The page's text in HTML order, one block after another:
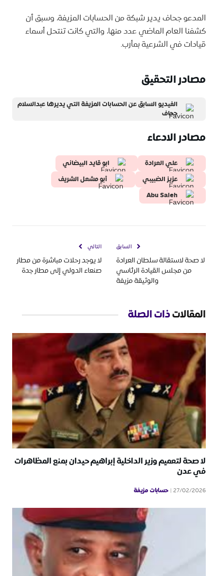
المدعو جحاف يدير شبكة من الحسابات المزيفة، وسبق أن
كشفنا العام الماضي عدد منها، والتي كانت تنتحل أسماء
قيادات في الشرعية بمأرب.
مصادر التحقيق
الفيديو السابق عن الحسابات المزيفة التي يديرها عبدالسلام
جحاف
مصادر الادعاء
علي العرادة
ابو قايد البيضاني
عزيز الضبيبي
أبو مشعل الشريف
Abu Saleh
السابق
لا صحة لاستقالة سلطان العرادة
من مجلس القيادة الرئاسي
والوثيقة مزيفة
التالي
لا يوجد رحلات مباشرة من مطار
صنعاء الدولي إلى مطار جدة
المقالاتذات الصلة
لا صحة لتعميم وزير الداخلية إبراهيم حيدان بمنع المظاهرات
في عدن
27/02/2026 حسابات مزيفة